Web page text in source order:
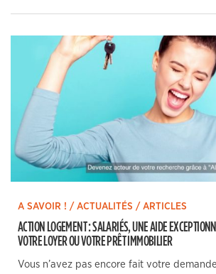
A SAVOIR ! / ACTUALITÉS / ARTICLES
ACTION LOGEMENT : SALARIÉS, UNE AIDE
VOTRE LOYER OU VOTRE PRÊT IMMOBILIER
Vous n’avez pas encore fait votre